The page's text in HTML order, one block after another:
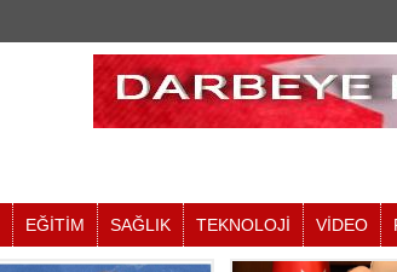
EĞİTİM SAĞLIK TEKNOLOJİ VİDEO